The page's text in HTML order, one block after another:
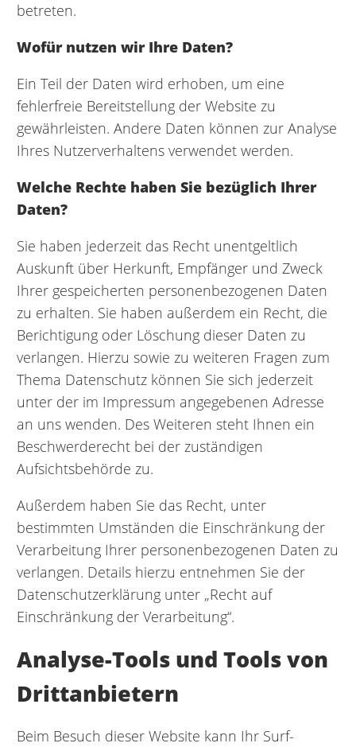
betreten.
Wofür nutzen wir Ihre Daten?
Ein Teil der Daten wird erhoben, um eine
fehlerfreie Bereitstellung der Website zu
gewährleisten. Andere Daten können zur Analyse
Ihres Nutzerverhaltens verwendet werden.
Welche Rechte haben Sie bezüglich Ihrer
Daten?
Sie haben jederzeit das Recht unentgeltlich
Auskunft über Herkunft, Empfänger und Zweck
Ihrer gespeicherten personenbezogenen Daten
zu erhalten. Sie haben außerdem ein Recht, die
Berichtigung oder Löschung dieser Daten zu
verlangen. Hierzu sowie zu weiteren Fragen zum
Thema Datenschutz können Sie sich jederzeit
unter der im Impressum angegebenen Adresse
an uns wenden. Des Weiteren steht Ihnen ein
Beschwerderecht bei der zuständigen
Aufsichtsbehörde zu.
Außerdem haben Sie das Recht, unter
bestimmten Umständen die Einschränkung der
Verarbeitung Ihrer personenbezogenen Daten zu
verlangen. Details hierzu entnehmen Sie der
Datenschutzerklärung unter „Recht auf
Einschränkung der Verarbeitung“.
Analyse-Tools und Tools von
Drittanbietern
Beim Besuch dieser Website kann Ihr Surf-